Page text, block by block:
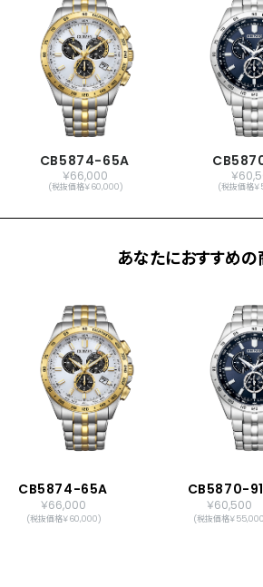
24時間表示
1/1秒クロノグラ
ダイレクトフライト
ワールドタイム
サマータイム機能
メーカー保証
国際保証3年間(
CITIZENご登録
CB5874-65A
￥66,000
(税抜価格￥60,000)
￥
(税抜価格
あなたにおすすめの
CB5874-65A
￥66,000
(税抜価格￥60,000)
CB5870-
￥60,500
(税抜価格￥